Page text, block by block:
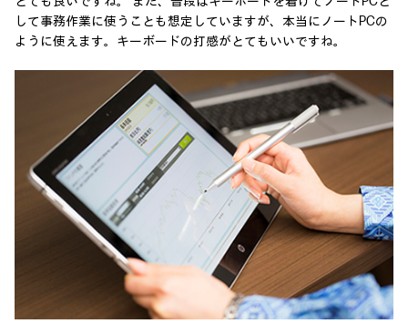
して事務作業に使うことも想定していますが、本当にノートPCの
ように使えます。キーボードの打感がとてもいいですね。